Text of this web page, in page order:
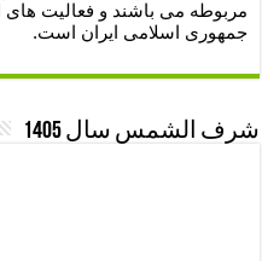
مربوطه می باشند و فعالیت های
جمهوری اسلامی ایران است.
شرف الشمس سال 1405